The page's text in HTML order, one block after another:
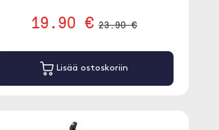
19.90 € 23.90 €
Lisää ostoskoriin